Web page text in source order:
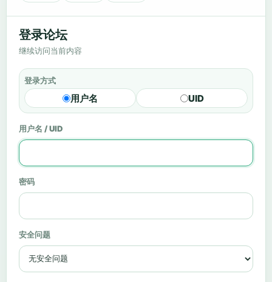
登录论坛
继续访问当前内容
登录方式
用户名 UID
用户名 / UID
密码
安全问题